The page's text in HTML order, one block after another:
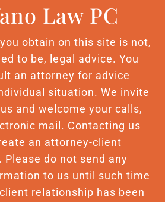
Law PC
obtain on this site is not,
to be, legal advice. You
an attorney for advice
situation. We invite
and welcome your calls,
mail. Contacting us
an attorney-client
Please do not send any
to us until such time
relationship has been